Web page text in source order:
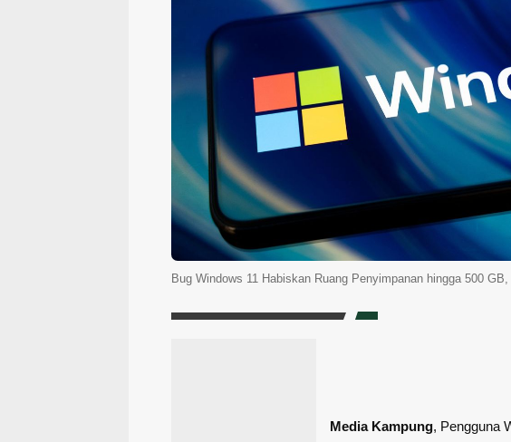
Bug Windows 11 Habiskan Ruang Penyimpanan hingga 500
Media Kampung, Pengguna